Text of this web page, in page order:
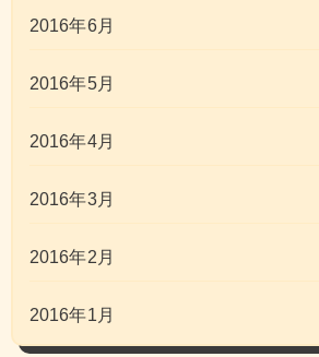
2016年6月
2016年5月
2016年4月
2016年3月
2016年2月
2016年1月